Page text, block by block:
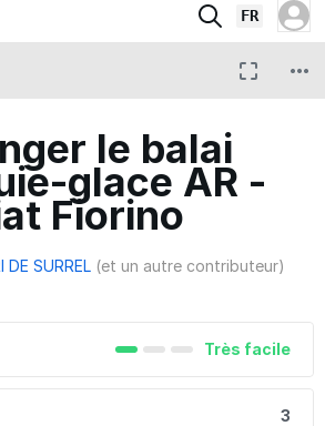
FR
le balai
glace AR -
Fiorino
DE SURREL (et un autre contributeur)
Très facile
3